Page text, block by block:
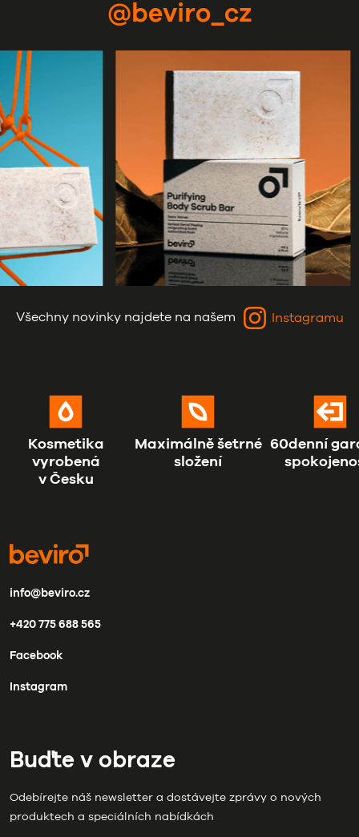
@beviro_cz
Všechny novinky najdete na našem Instagramu
Kosmetika
vyrobená
v Česku
Maximálně šetrné
složení
60denní
info@beviro.cz
+420 775 688 565
Facebook
Instagram
Buďte v obraze
Odebírejte náš newsletter a dostávejte zprávy o nových
produktech a speciálních nabídkách